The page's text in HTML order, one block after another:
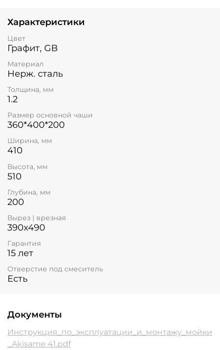
Характеристики
Цвет
Графит, GB
Материал
Нерж. сталь
Толщина, мм
1.2
Размер основной чаши
360*400*200
Ширина, мм
410
Высота, мм
510
Глубина, мм
200
Вырез | врезная
390x490
Гарантия
15 лет
Отверстие под смеситель
Есть
Документы
Инструкция_по_эксплуатации_и_монтажу_мойки
_Akisame 41.pdf